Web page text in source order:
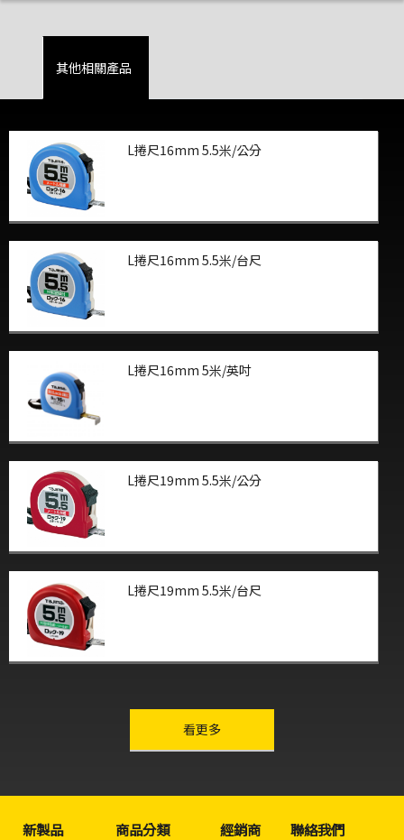
其他相關產品
L捲尺16mm 5.5米/公分
L捲尺16mm 5.5米/台尺
L捲尺16mm 5米/英吋
L捲尺19mm 5.5米/公分
L捲尺19mm 5.5米/台尺
看更多other-series
新製品 商品分類 經銷商 聯絡我們